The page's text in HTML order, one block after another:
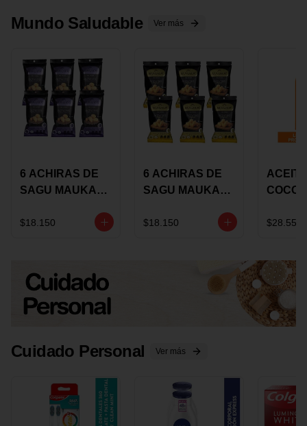
Mundo Saludable Ver más
6 ACHIRAS DE
SAGU MAUKA
$18.150
6 ACHIRAS DE
SAGU MAUKA
GRS
$18.150
COCO
150G
$28.550
Cuidado Personal Ver más